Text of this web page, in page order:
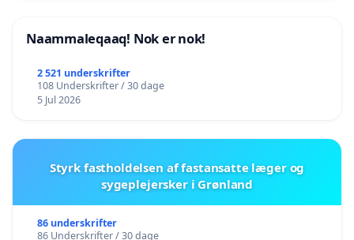
Naammaleqaaq! Nok er nok!
2 521 underskrifter
108 Underskrifter / 30 dage
5 Jul 2026
Styrk fastholdelsen af fastansatte læger og
sygeplejersker i Grønland
86 underskrifter
86 Underskrifter / 30 dage